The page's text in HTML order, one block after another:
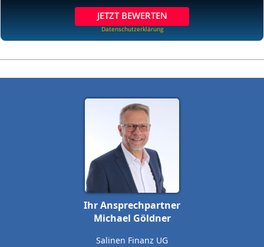
JETZT BEWERTEN
Datenschutzerklärung
Ihr Ansprechpartner
Michael Göldner
Salinen Finanz UG